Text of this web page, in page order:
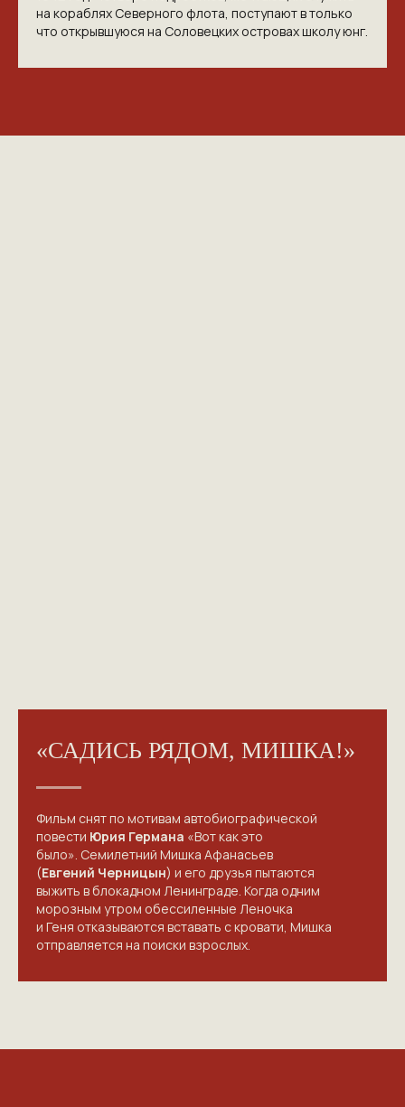
на кораблях Северного флота, поступают в только
что открывшуюся на Соловецких островах школу юнг.
«САДИСЬ РЯДОМ, МИШКА!»
Фильм снят по мотивам автобиографической
повести Юрия Германа «Вот как это
было». Семилетний Мишка Афанасьев
(Евгений Черницын) и его друзья пытаются
выжить в блокадном Ленинграде. Когда одним
морозным утром обессиленные Леночка
и Геня отказываются вставать с кровати, Мишка
отправляется на поиски взрослых.